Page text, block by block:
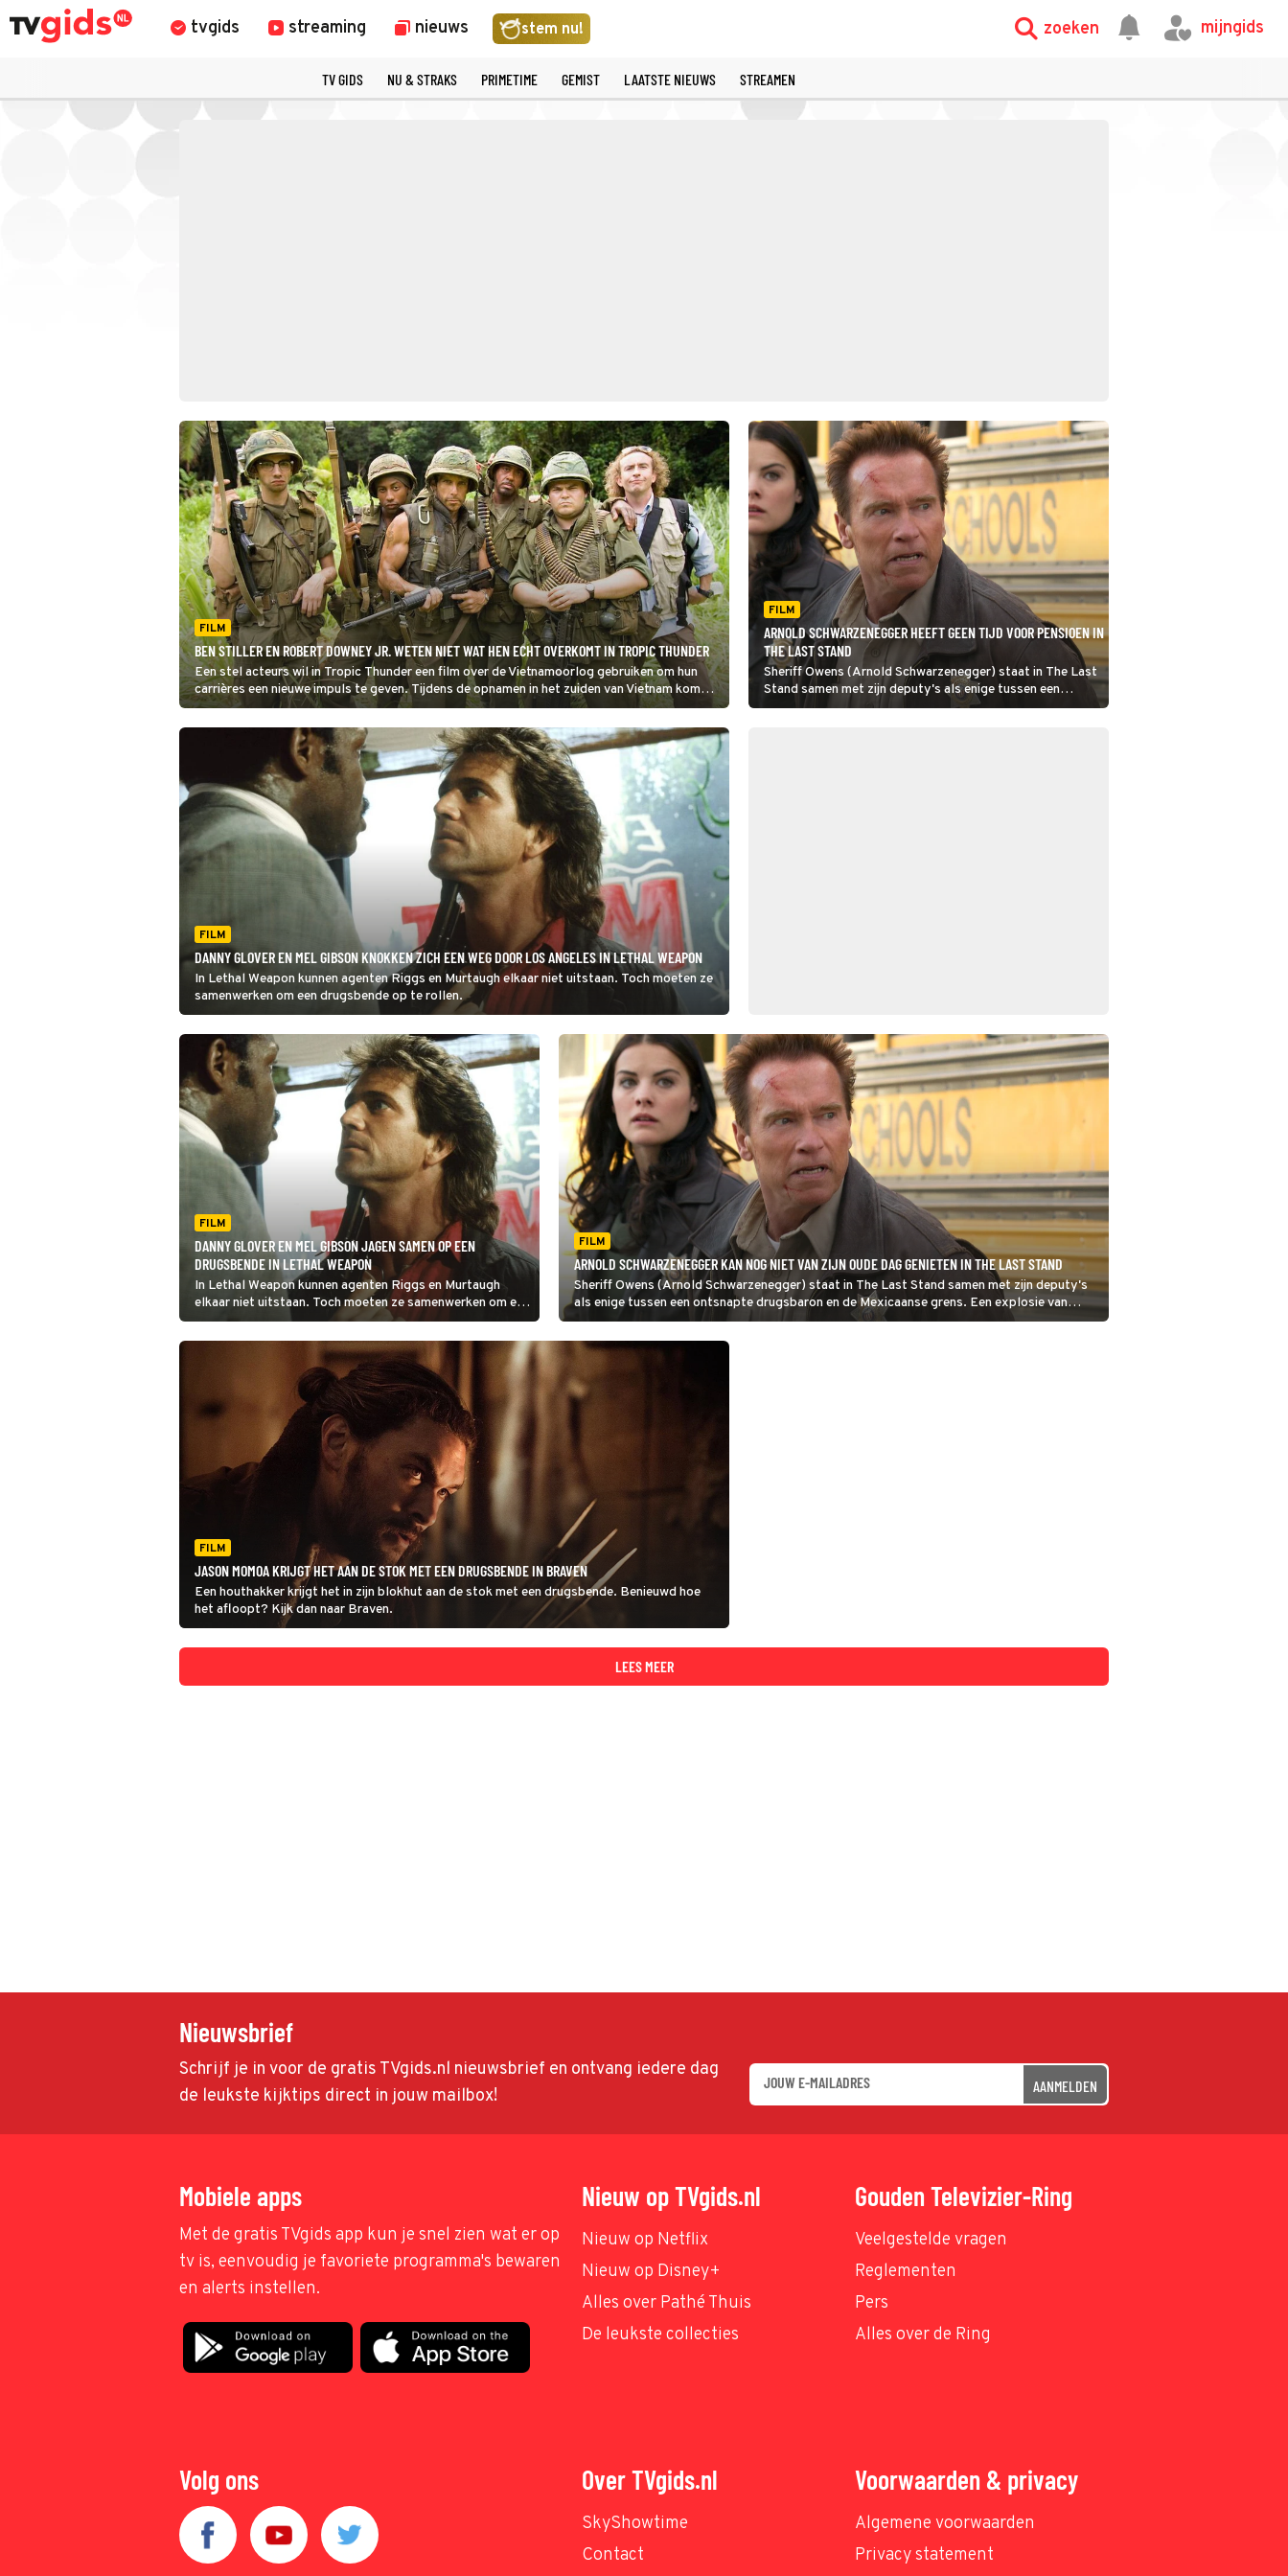
tvgids streaming nieuws stem nu! zoeken mijngids
TV GIDS NU & STRAKS PRIMETIME GEMIST LAATSTE NIEUWS STREAMEN
FILM
BEN STILLER EN ROBERT DOWNEY JR. WETEN NIET WAT HEN ECHT OVERKOMT IN TROPIC THUNDER
Een stel acteurs wil in Tropic Thunder een film over de Vietnamoorlog gebruiken om hun
carrières een nieuwe impuls te geven. Tijdens de opnamen in het zuiden van Vietnam komen
ze in een oorlog tussen twee drugsbendes terecht.
FILM
ARNOLD SCHWARZENEGGER HEEFT GEEN TIJD VOOR PENSIOEN IN
THE LAST STAND
Sheriff Owens (Arnold Schwarzenegger) staat in The Last
Stand samen met zijn deputy's als enige tussen een
ontsnapte drugsbaron en de Mexicaanse grens. Een
FILM
DANNY GLOVER EN MEL GIBSON KNOKKEN ZICH EEN WEG DOOR LOS ANGELES IN LETHAL WEAPON
In Lethal Weapon kunnen agenten Riggs en Murtaugh elkaar niet uitstaan. Toch moeten ze
samenwerken om een drugsbende op te rollen.
FILM
DANNY GLOVER EN MEL GIBSON JAGEN SAMEN OP EEN
DRUGSBENDE IN LETHAL WEAPON
In Lethal Weapon kunnen agenten Riggs en Murtaugh
elkaar niet uitstaan. Toch moeten ze samenwerken om een
drugsbende op te rollen.
FILM
ARNOLD SCHWARZENEGGER KAN NOG NIET VAN ZIJN OUDE DAG GENIETEN IN THE LAST STAND
Sheriff Owens (Arnold Schwarzenegger) staat in The Last Stand samen met zijn deputy's
als enige tussen een ontsnapte drugsbaron en de Mexicaanse grens. Een explosie van
geweld is het gevolg.
FILM
JASON MOMOA KRIJGT HET AAN DE STOK MET EEN DRUGSBENDE IN BRAVEN
Een houthakker krijgt het in zijn blokhut aan de stok met een drugsbende. Benieuwd hoe
het afloopt? Kijk dan naar Braven.
LEES MEER
Nieuwsbrief
Schrijf je in voor de gratis TVgids.nl nieuwsbrief en ontvang iedere dag
de leukste kijktips direct in jouw mailbox!
AANMELDEN
Mobiele apps
Met de gratis TVgids app kun je snel zien wat er op
tv is, eenvoudig je favoriete programma's bewaren
en alerts instellen.
Nieuw op TVgids.nl
Nieuw op Netflix
Nieuw op Disney+
Alles over Pathé Thuis
De leukste collecties
Gouden Televizier-Ring
Veelgestelde vragen
Reglementen
Pers
Alles over de Ring
Volg ons Over TVgids.nl
SkyShowtime
Contact
Voorwaarden & privacy
Algemene voorwaarden
Privacy statement